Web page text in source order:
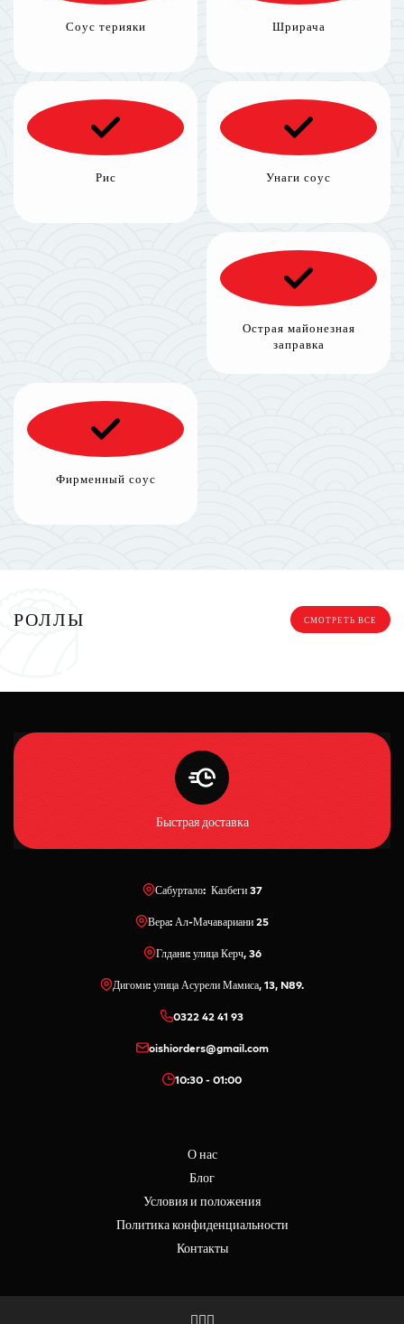
Соус терияки Шрирача
Рис Унаги соус
Острая майонезная
заправка
Фирменный соус
РОЛЛЫ СМОТРЕТЬ ВСЕ
Быстрая доставка
Сабуртало: Казбеги 37
Вера: Ал-Мачавариани 25
Глдани: улица Керч, 36
Дигоми: улица Асурели Мамиса, 13, N89.
0322 42 41 93
oishiorders@gmail.com
10:30 - 01:00
О нас
Блог
Условия и положения
Политика конфиденциальности
Контакты